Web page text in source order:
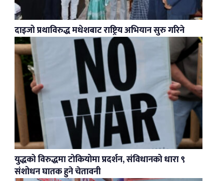
दाइजो प्रथाविरुद्ध मधेशबाट राष्ट्रिय अभियान सुरु गरिने
युद्धको विरुद्धमा टोकियोमा प्रदर्शन, संविधानको धारा ९
संशोधन घातक हुने चेतावनी